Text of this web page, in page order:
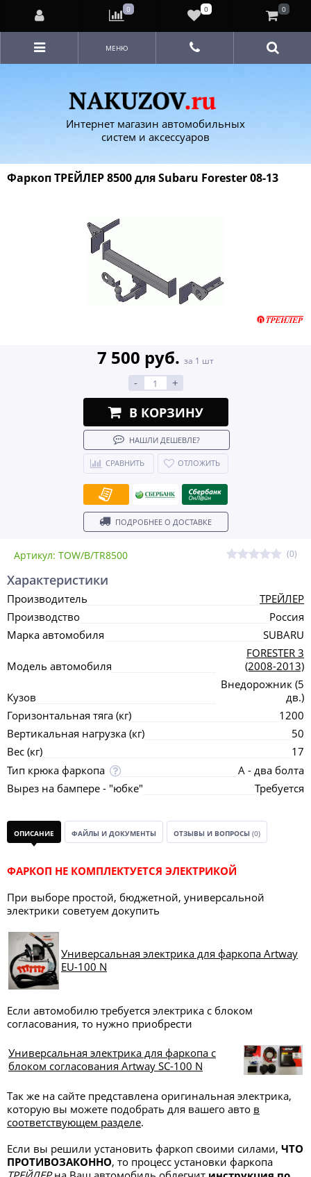
Интернет магазин автомобильных
систем и аксессуаров
МЕНЮ
Фаркоп ТРЕЙЛЕР 8500 для Subaru Forester 08-13
Артикул: TOW/B/TR8500 (0)
7 500 руб. за 1 шт
- +
В КОРЗИНУ
НАШЛИ ДЕШЕВЛЕ?
СРАВНИТЬ ОТЛОЖИТЬ
ПОДРОБНЕЕ О ДОСТАВКЕ
Характеристики
Производитель
ТРЕЙЛЕР
Производство
Россия
Марка автомобиля
SUBARU
Модель автомобиля
FORESTER 3
(2008-2013)
Кузов
Внедорожник (5
дв.)
Горизонтальная тяга (кг)
1200
Вертикальная нагрузка (кг)
50
Вес (кг)
17
Тип крюка фаркопа
А - два болта
Вырез на бампере - "юбке"
Требуется
ОПИСАНИЕ ФАЙЛЫ И ДОКУМЕНТЫ ОТЗЫВЫ И ВОПРОСЫ (0)
ФАРКОП НЕ КОМПЛЕКТУЕТСЯ ЭЛЕКТРИКОЙ
При выборе простой, бюджетной, универсальной
электрики советуем докупить
Универсальная электрика для фаркопа Artway
EU-100 N
Если автомобилю требуется электрика с блоком
согласования, то нужно приобрести
Универсальная электрика для фаркопа с
блоком согласования Artway SC-100 N
Так же на сайте представлена оригинальная электрика,
которую вы можете подобрать для вашего авто в
соответствующем разделе.
Если вы решили установить фаркоп своими силами, ЧТО
ПРОТИВОЗАКОННО, то процесс установки фаркопа
0 0 0